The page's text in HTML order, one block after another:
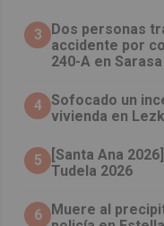
3
​Dos personas
accidente por
240-A en Sarasa
4 Sofocado un
vivienda en
5
[Santa Ana
Tudela 2026
6 Muere al